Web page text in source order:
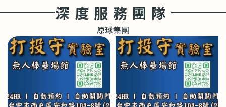
深度服務團隊
原球集團